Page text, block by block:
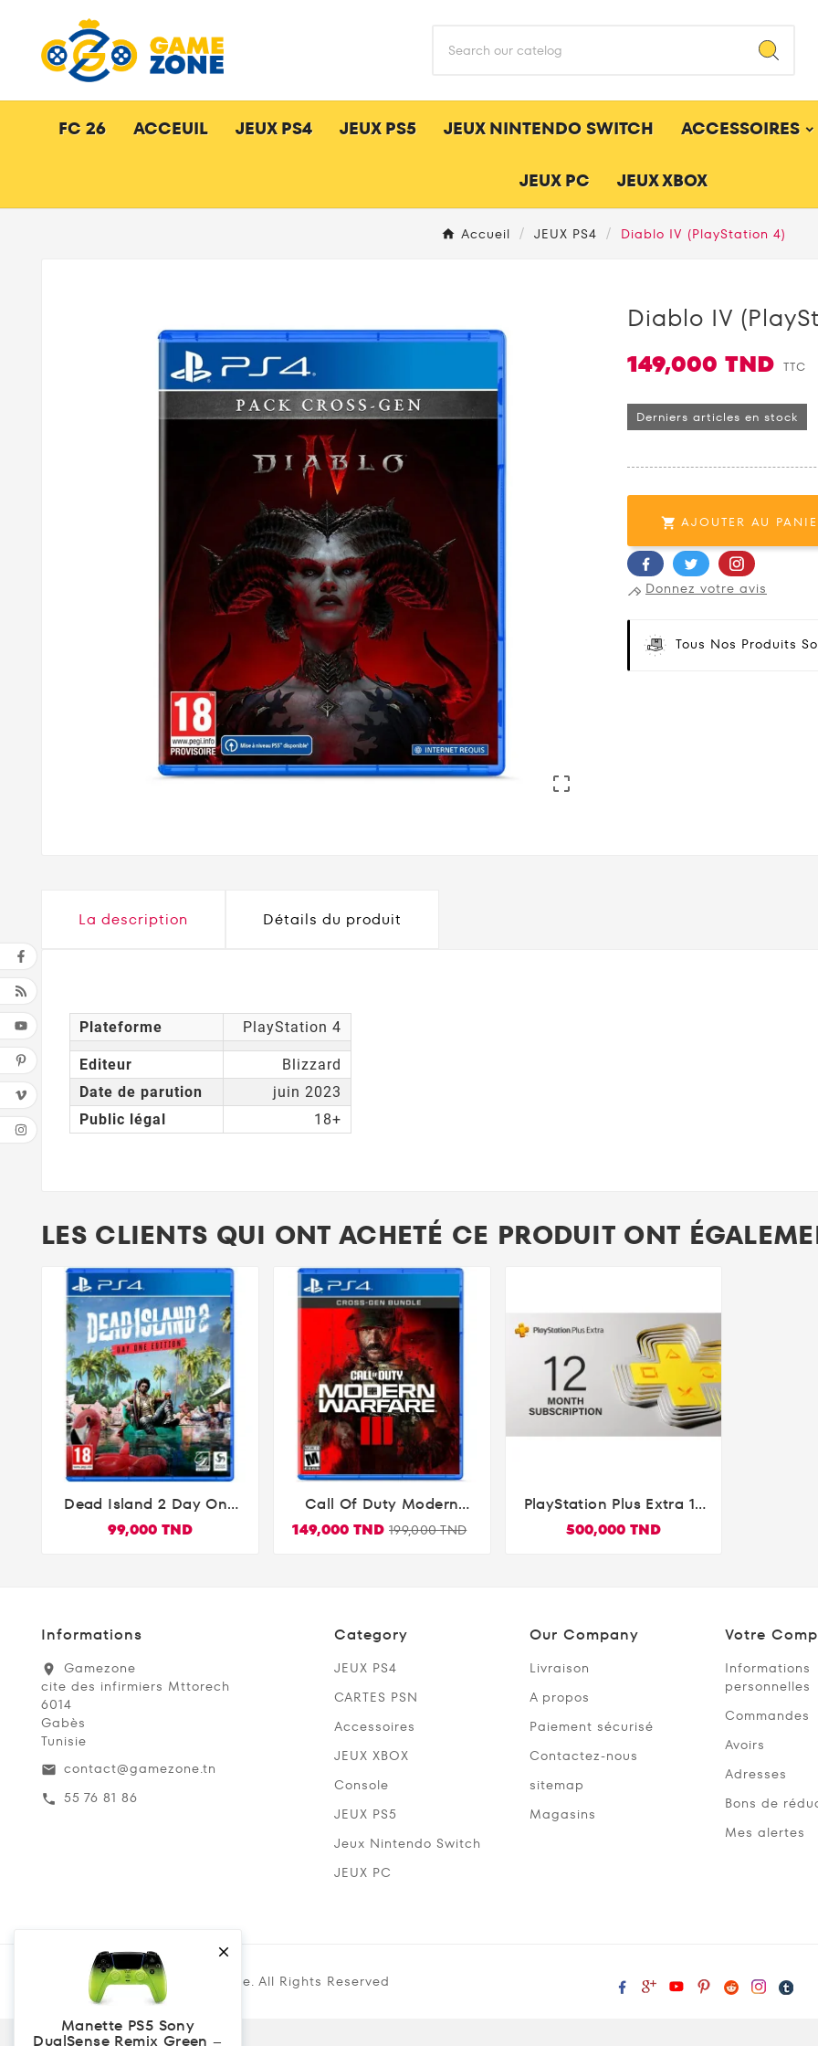

Manette PS5 Sony
DualSense Remix Green –
FC 26 ACCEUIL JEUX PS4 JEUX PS5 JEUX NINTENDO SWITCH ACCESSOIRES
JEUX PC JEUX XBOX
Accueil JEUX PS4 Diablo IV (PlayStation 4)

Diablo IV
149,000 TND TTC
Derniers articles en stock
 AJOUTER AU
Donnez votre avis
Tous Nos Produits
La description Détails du produit
Plateforme PlayStation 4
Editeur
Blizzard
Date de parution
juin 2023
Public légal
18+
LES CLIENTS QUI ONT ACHETÉ CE PRODUIT ONT

Dead Island 2 Day One
Edition PS4
99,000 TND

Call Of Duty Modern
Warfare III - PS4
149,000 TND 199,000 TND

PlayStation Plus Extra 12
Mois - FR PSN
500,000 TND
Informations
location_on
Gamezone
cite des infirmiers Mttorech
6014
Gabès
Tunisie
email contact@gamezone.tn
call 55 76 81 86
Category
JEUX PS4
CARTES PSN
Accessoires
JEUX XBOX
Console
JEUX PS5
Jeux Nintendo Switch
JEUX PC
Our Company
Livraison
A propos
Paiement sécurisé
Contactez-nous
sitemap
Magasins
Votre
Informations
personnelles
Commandes
Avoirs
Adresses
Bons de
Mes alertes
Copyright @ 2019 Gamezone. All Rights Reserved